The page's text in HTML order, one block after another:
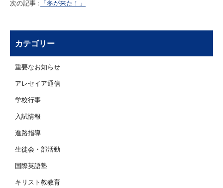
次の記事 : 「冬が来た！」
カテゴリー
重要なお知らせ
アレセイア通信
学校行事
入試情報
進路指導
生徒会・部活動
国際英語塾
キリスト教教育